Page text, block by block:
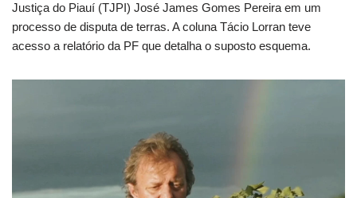
Justiça do Piauí (TJPI) José James Gomes Pereira em um
processo de disputa de terras. A coluna Tácio Lorran teve
acesso a relatório da PF que detalha o suposto esquema.